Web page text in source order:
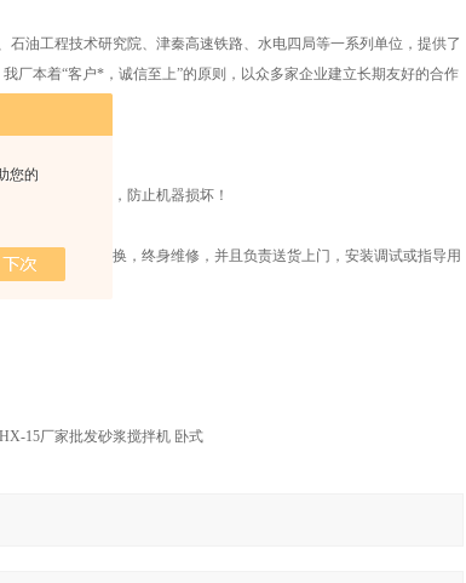
您的
油工程技术研究院、津秦高速铁路、水电四局等一系列单位，提供了
厂本着“客户*，诚信至上”的原则，以众多家企业建立长期友好的合作
不可擅自操作，防止机器损坏！
有质量问题包换，终身维修，并且负责送货上门，安装调试或指导用
HX-15厂家批发砂浆搅拌机 卧式